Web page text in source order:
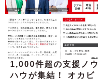
1,000件超の支援ノウ
ハウが集結！ オカビ